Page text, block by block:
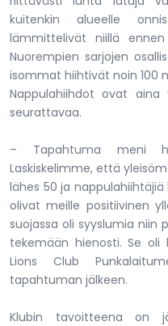
kuitenkin alueelle
lämmittelivät niillä
Nuorempien sarjojen
isommat hiihtivät noin 100
Nappulahiihdot ovat
seurattavaa.
– Tapahtuma meni
Laskiskelimme, että
lähes 50 ja
olivat meille positiivinen
suojassa oli syyslumia
tekemään hienosti. Se oli
Lions Club
tapahtuman jälkeen.
Klubin tavoitteena on